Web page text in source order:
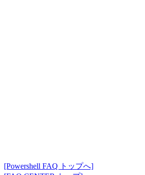
[Powershell FAQ トップへ]